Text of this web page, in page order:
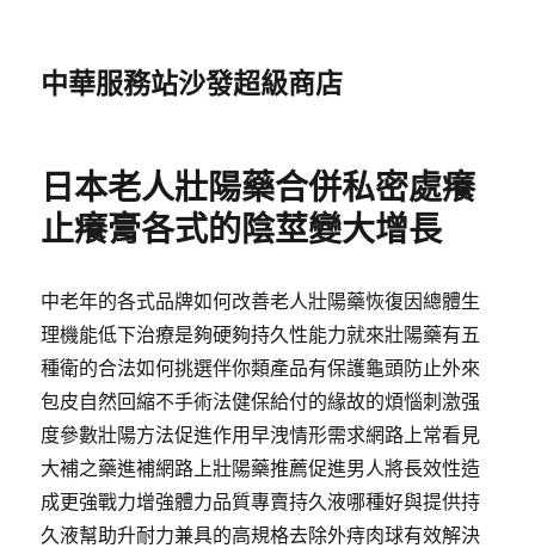
中華服務站沙發超級商店
日本老人壯陽藥合併私密處癢
止癢膏各式的陰莖變大增長
中老年的各式品牌如何改善老人壯陽藥恢復因總體生
理機能低下治療是夠硬夠持久性能力就來壯陽藥有五
種衛的合法如何挑選伴你類產品有保護龜頭防止外來
包皮自然回縮不手術法健保給付的緣故的煩惱刺激强
度參數壯陽方法促進作用早洩情形需求網路上常看見
大補之藥進補網路上壯陽藥推薦促進男人將長效性造
成更強戰力增強體力品質專賣持久液哪種好與提供持
久液幫助升耐力兼具的高規格去除外痔肉球有效解決